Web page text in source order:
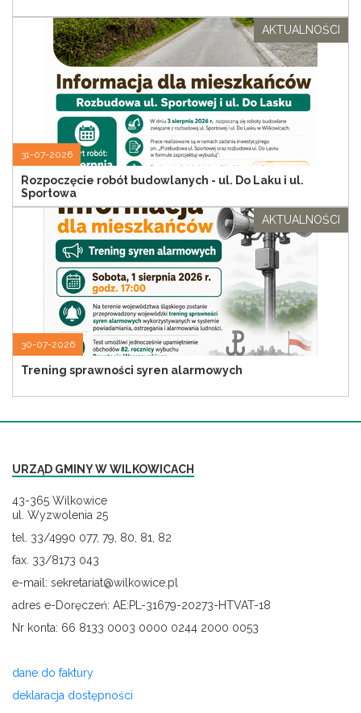
31-07-2026
Rozpoczęcie robót budowlanych - ul. Do Laku i ul.
Sportowa
AKTUALNOŚCI
30-07-2026
Trening sprawności syren alarmowych
AKTUALNOŚCI
URZĄD GMINY W WILKOWICACH
43-365 Wilkowice
ul. Wyzwolenia 25
tel. 33/4990 077, 79, 80, 81, 82
fax. 33/8173 043
e-mail: sekretariat@wilkowice.pl
adres e-Doręczeń: AE:PL-31679-20273-HTVAT-18
Nr konta: 66 8133 0003 0000 0244 2000 0053
dane do faktury
deklaracja dostępności